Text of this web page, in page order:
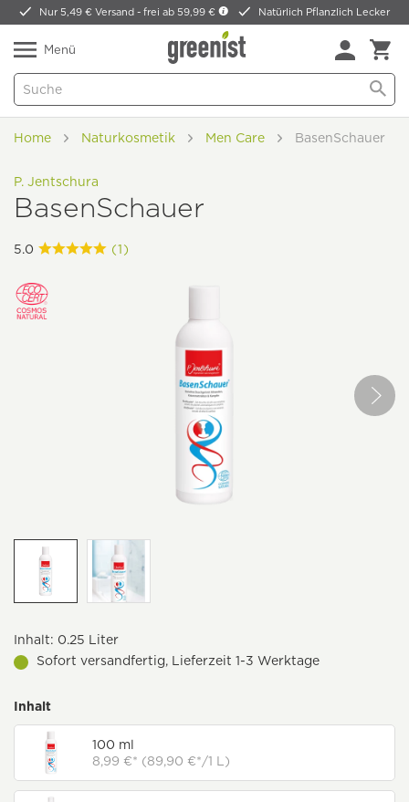
Nur 5,49 € Versand -frei ab 59,99 € Natürlich Pflanzlich Lecker
Menü
Home Naturkosmetik Men Care BasenSchauer
P. Jentschura
BasenSchauer
5.0 (1)
Inhalt: 0.25 Liter
Sofort versandfertig, Lieferzeit 1-3 Werktage
Inhalt
100 ml
8,99 €* (89,90 €*/1 L)